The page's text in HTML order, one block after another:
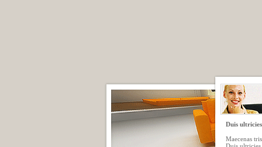
Duis ultricies
Maecenas